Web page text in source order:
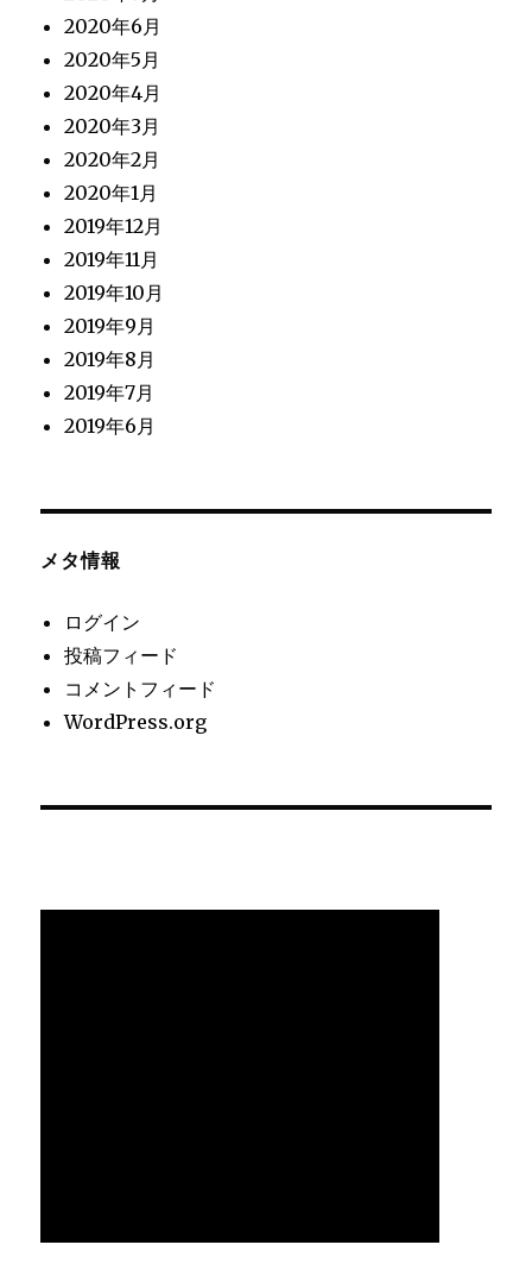
2020年6月
2020年5月
2020年4月
2020年3月
2020年2月
2020年1月
2019年12月
2019年11月
2019年10月
2019年9月
2019年8月
2019年7月
2019年6月
メタ情報
ログイン
投稿フィード
コメントフィード
WordPress.org